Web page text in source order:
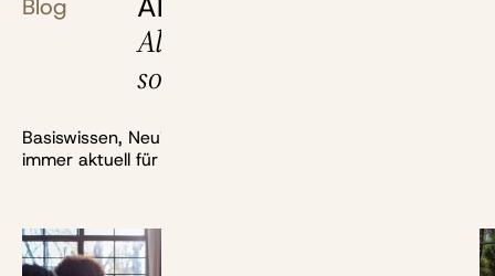
Blog
Altersvorsorge wissen
solltest
Basiswissen, Neuigkeiten, Berechnungen und mehr:
immer aktuell für dich recherchiert.